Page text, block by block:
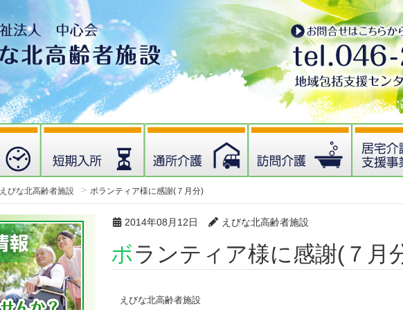
えびな北高齢者施設 ボランティア様に感謝(７月分)
2014年08月12日 えびな北高齢者施設
ボランティア様に感謝(７月
えびな北高齢者施設